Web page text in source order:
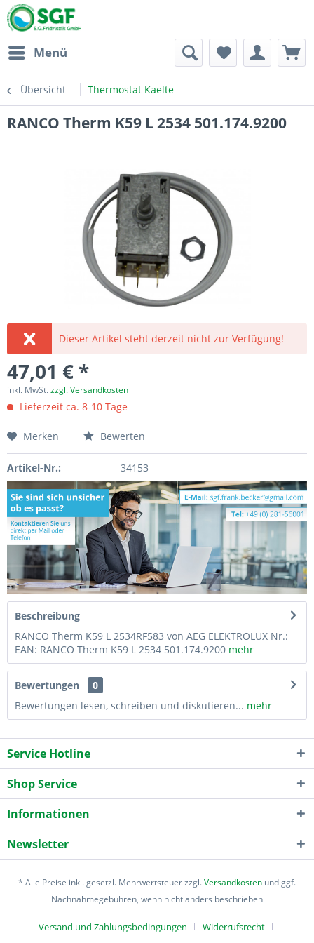
Menü
Übersicht Thermostat Kaelte
RANCO Therm K59 L 2534 501.174.9200
Dieser Artikel steht derzeit nicht zur Verfügung!
47,01 € *
inkl. MwSt.zzgl. Versandkosten
Lieferzeit ca. 8-10 Tage
Merken Bewerten
Artikel-Nr.: 34153
Beschreibung
RANCO Therm K59 L 2534RF583 von AEG ELEKTROLUX Nr.:
EAN: RANCO Therm K59 L 2534 501.174.9200 mehr
Bewertungen
0
Bewertungen lesen, schreiben und diskutieren... mehr
Service Hotline
Shop Service
Informationen
Newsletter
* Alle Preise inkl. gesetzl. Mehrwertsteuer zzgl.Versandkosten und ggf.
Nachnahmegebühren, wenn nicht anders beschrieben
Versand und Zahlungsbedingungen Widerrufsrecht